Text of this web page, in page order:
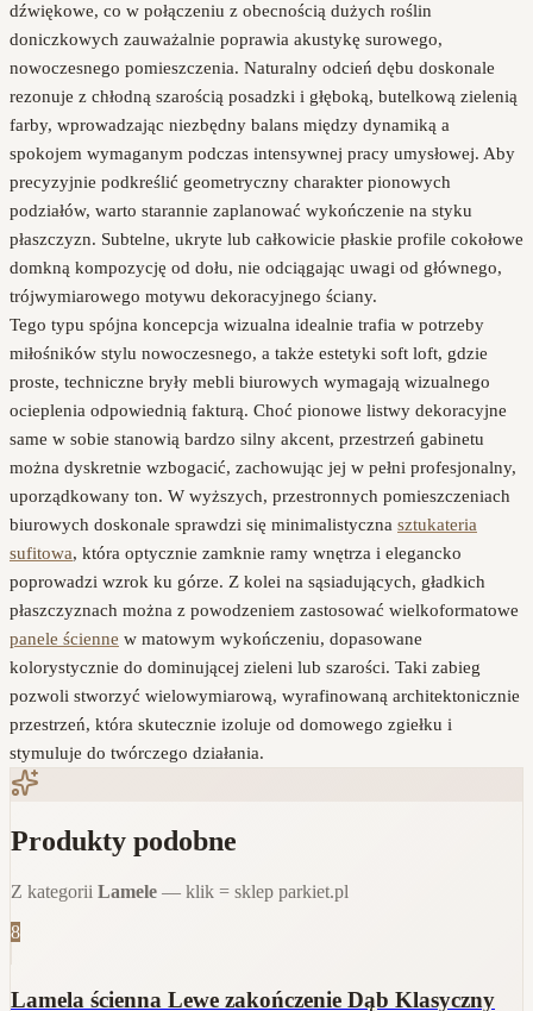
dźwiękowe, co w połączeniu z obecnością dużych roślin
doniczkowych zauważalnie poprawia akustykę surowego,
nowoczesnego pomieszczenia. Naturalny odcień dębu doskonale
rezonuje z chłodną szarością posadzki i głęboką, butelkową zielenią
farby, wprowadzając niezbędny balans między dynamiką a
spokojem wymaganym podczas intensywnej pracy umysłowej. Aby
precyzyjnie podkreślić geometryczny charakter pionowych
podziałów, warto starannie zaplanować wykończenie na styku
płaszczyzn. Subtelne, ukryte lub całkowicie płaskie profile cokołowe
domkną kompozycję od dołu, nie odciągając uwagi od głównego,
trójwymiarowego motywu dekoracyjnego ściany.
Tego typu spójna koncepcja wizualna idealnie trafia w potrzeby
miłośników stylu nowoczesnego, a także estetyki soft loft, gdzie
proste, techniczne bryły mebli biurowych wymagają wizualnego
ocieplenia odpowiednią fakturą. Choć pionowe listwy dekoracyjne
same w sobie stanowią bardzo silny akcent, przestrzeń gabinetu
można dyskretnie wzbogacić, zachowując jej w pełni profesjonalny,
uporządkowany ton. W wyższych, przestronnych pomieszczeniach
biurowych doskonale sprawdzi się minimalistyczna sztukateria
sufitowa, która optycznie zamknie ramy wnętrza i elegancko
poprowadzi wzrok ku górze. Z kolei na sąsiadujących, gładkich
płaszczyznach można z powodzeniem zastosować wielkoformatowe
panele ścienne w matowym wykończeniu, dopasowane
kolorystycznie do dominującej zieleni lub szarości. Taki zabieg
pozwoli stworzyć wielowymiarową, wyrafinowaną architektonicznie
przestrzeń, która skutecznie izoluje od domowego zgiełku i
stymuluje do twórczego działania.
Produkty podobne
Z kategorii Lamele — klik = sklep parkiet.pl
8
Lamela ścienna Lewe zakończenie Dąb Klasyczny